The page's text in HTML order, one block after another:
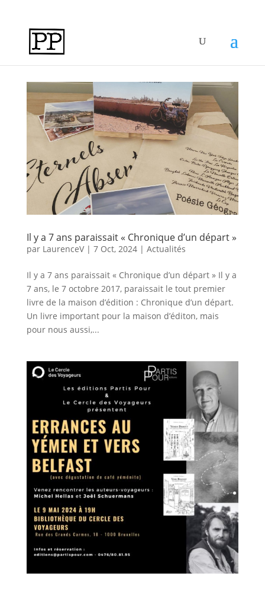
Il y a 7 ans paraissait « Chronique d’un départ »
par LaurenceV| 7 Oct, 2024| Actualités
Il y a 7 ans paraissait « Chronique d’un départ » Il y a
7 ans, le 7 octobre 2017, paraissait le tout premier
livre de la maison d’édition : Chronique d’un départ.
Un livre important pour la maison d’éditon, mais
pour nous aussi,...